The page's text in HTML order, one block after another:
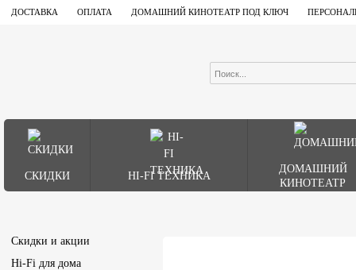
ДОСТАВКА ОПЛАТА ДОМАШНИЙ КИНОТЕАТР ПОД КЛЮЧ
СКИДКИ HI-FI ТЕХНИКА
ДОМАШНИЙ
КИНОТЕАТР
Скидки и акции
Hi-Fi для дома